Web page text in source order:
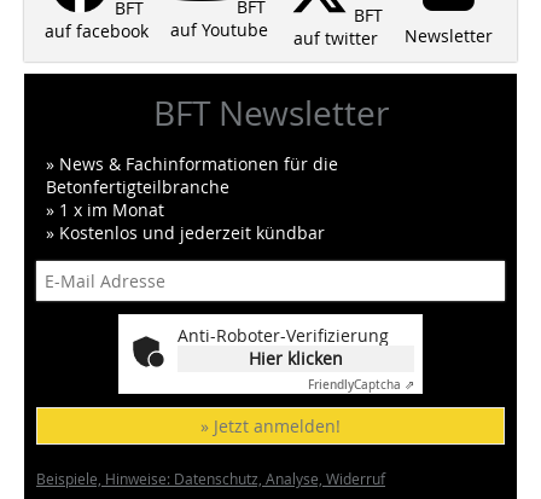
BFT
auf facebook
BFT
auf Youtube
BFT
auf twitter
Newsletter
BFT Newsletter
» News & Fachinformationen für die
Betonfertigteilbranche
» 1 x im Monat
» Kostenlos und jederzeit kündbar
Anti-Roboter-Verifizierung
Hier klicken
FriendlyCaptcha ⇗
» Jetzt anmelden!
Beispiele, Hinweise: Datenschutz, Analyse, Widerruf